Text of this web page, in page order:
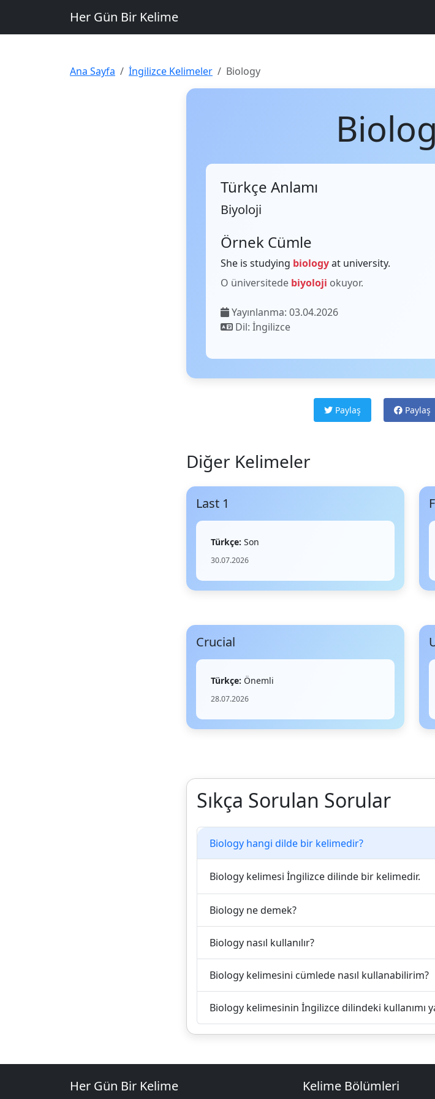
Her Gün Bir Kelime
Ana Sayfa İngilizce Kelimeler Biology
Türkçe Anlamı
Biyoloji
Örnek Cümle
She is studying biologyat university.
O üniversitede biyoloji okuyor.
Yayınlanma: 03.04.2026
Dil: İngilizce
Paylaş Paylaş
Diğer Kelimeler
Last 1
Türkçe: Son
30.07.2026
Crucial
Türkçe: Önemli
28.07.2026
Sıkça Sorulan Sorular
Biology hangi dilde bir kelimedir?
Biology kelimesi İngilizce dilinde bir kelimedir.
Biology ne demek?
Biology nasıl kullanılır?
Biology kelimesini cümlede nasıl kullanabilirim?
Biology kelimesinin İngilizce dilindeki kullanımı
Her Gün Bir Kelime Kelime Bölümleri